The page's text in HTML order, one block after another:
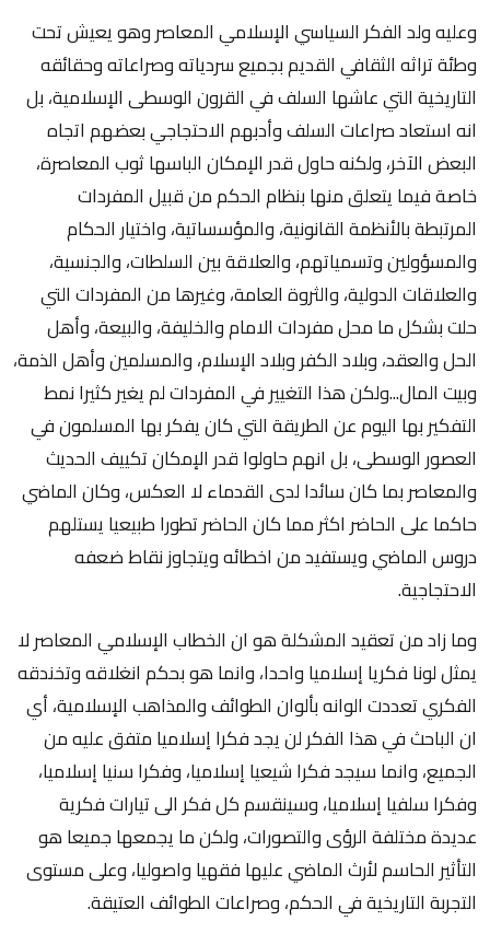
وعليه ولد الفكر السياسي الإسلامي المعاصر وهو يعيش تحت
وطئة تراثه الثقافي القديم بجميع سردياته وصراعاته وحقائقه
التاريخية التي عاشها السلف في القرون الوسطى الإسلامية، بل
انه استعاد صراعات السلف وأدبهم الاحتجاجي بعضهم اتجاه
البعض الآخر، ولكنه حاول قدر الإمكان الباسها ثوب المعاصرة،
خاصة فيما يتعلق منها بنظام الحكم من قبيل المفردات
المرتبطة بالأنظمة القانونية، والمؤسساتية، واختيار الحكام
والمسؤولين وتسمياتهم، والعلاقة بين السلطات، والجنسية،
والعلاقات الدولية، والثروة العامة، وغيرها من المفردات التي
حلت بشكل ما محل مفردات الامام والخليفة، والبيعة، وأهل
الحل والعقد، وبلاد الكفر وبلاد الإسلام، والمسلمين وأهل الذمة،
وبيت المال...ولكن هذا التغيير في المفردات لم يغير كثيرا نمط
التفكير بها اليوم عن الطريقة التي كان يفكر بها المسلمون في
العصور الوسطى، بل انهم حاولوا قدر الإمكان تكييف الحديث
والمعاصر بما كان سائدا لدى القدماء لا العكس، وكان الماضي
حاكما على الحاضر اكثر مما كان الحاضر تطورا طبيعيا يستلهم
دروس الماضي ويستفيد من اخطائه ويتجاوز نقاط ضعفه
الاحتجاجية.
وما زاد من تعقيد المشكلة هو ان الخطاب الإسلامي المعاصر لا
يمثل لونا فكريا إسلاميا واحدا، وانما هو بحكم انغلاقه وتخندقه
الفكري تعددت الوانه بألوان الطوائف والمذاهب الإسلامية، أي
ان الباحث في هذا الفكر لن يجد فكرا إسلاميا متفق عليه من
الجميع، وانما سيجد فكرا شيعيا إسلاميا، وفكرا سنيا إسلاميا،
وفكرا سلفيا إسلاميا، وسينقسم كل فكر الى تيارات فكرية
عديدة مختلفة الرؤى والتصورات، ولكن ما يجمعها جميعا هو
التأثير الحاسم لأرث الماضي عليها فقهيا واصوليا، وعلى مستوى
التجربة التاريخية في الحكم، وصراعات الطوائف العتيقة.